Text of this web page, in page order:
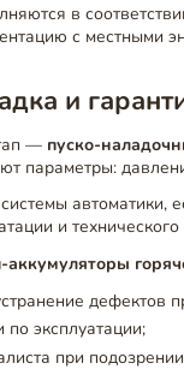
в
с местными
и
— пуско-
параметры:
автоматики,
и
аккумуляторы
дефектов
по эксплуатации;
при